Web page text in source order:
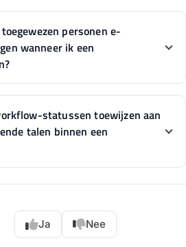
personen e-
wanneer ik een
statussen toewijzen aan
talen binnen een
Ja Nee